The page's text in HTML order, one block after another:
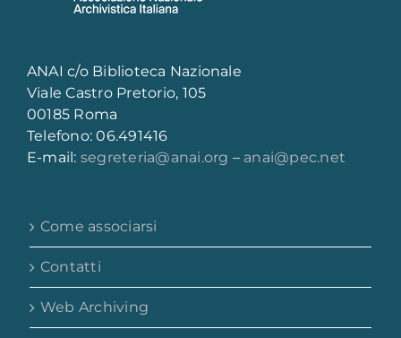
ANAI c/o Biblioteca Nazionale
Viale Castro Pretorio, 105
00185 Roma
Telefono: 06.491416
E-mail: segreteria@anai.org – anai@pec.net
Come associarsi
Contatti
Web Archiving